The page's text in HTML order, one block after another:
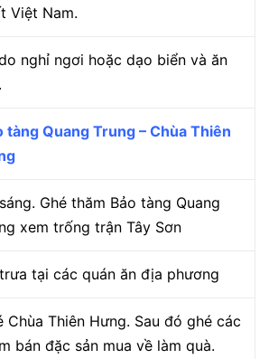
Việt Nam.
nghỉ ngơi hoặc dạo biển và ăn
tàng Quang Trung – Chùa Thiên
Ghé thăm Bảo tàng Quang
xem trống trận Tây Sơn
tại các quán ăn địa phương
Chùa Thiên Hưng. Sau đó ghé các
bán đặc sản mua về làm quà.